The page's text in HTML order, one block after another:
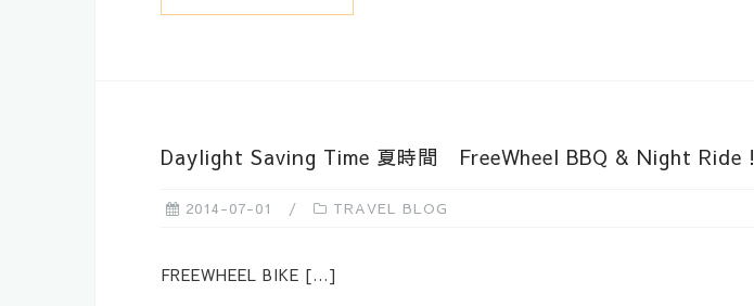
Daylight Saving Time 夏時間 FreeWheel BBQ & Night Ride !
2014-07-01 TRAVEL BLOG
FREEWHEEL BIKE […]